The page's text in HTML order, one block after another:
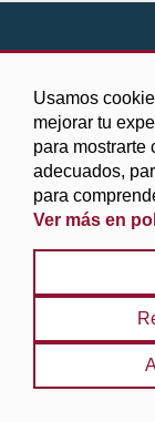
Usamos
mejorar tu
para mostrarte
adecuados,
para
Ver más en
C/